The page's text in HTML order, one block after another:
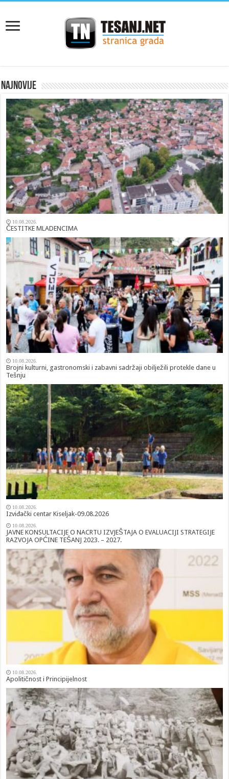
NAJNOVIJE
10.08.2026.
ČESTITKE MLADENCIMA
10.08.2026.
Brojni kulturni, gastronomski i zabavni sadržaji obilježili protekle dane u
Tešnju
10.08.2026.
Izviđački centar Kiseljak-09.08.2026
10.08.2026.
JAVNE KONSULTACIJE O NACRTU IZVJEŠTAJA O EVALUACIJI STRATEGIJE
RAZVOJA OPĆINE TEŠANJ 2023. – 2027.
10.08.2026.
Apolitičnost i Principijelnost